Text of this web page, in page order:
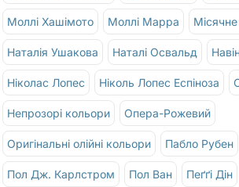
Моллі Хашімото Моллі Марра
Наталія Ушакова Наталі Освальд
Ніколас Лопес Ніколь Лопес Еспіноза
Непрозорі кольори Опера-Рожевий
Оригінальні олійні кольори Пабло Рубен
Пол Дж. Карлстром Пол Ван Пеґґі Дін